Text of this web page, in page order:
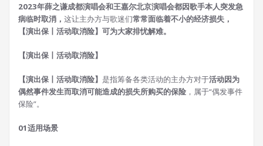
2023年薛之谦成都演唱会和王嘉尔北京演唱会都因歌手本人突发急
病临时取消， 这让主办方与歌迷们常常面临着不小的经济损失，
【演出保丨活动取消险】可为大家排忧解难。
【演出保丨活动取消险】
【演出保丨活动取消险】 是指筹备各类活动的主办方对于活动因为
偶然事件发生而取消可能造成的损失所购买的保险 ，属于“偶发事件
保险”。
01适用场景